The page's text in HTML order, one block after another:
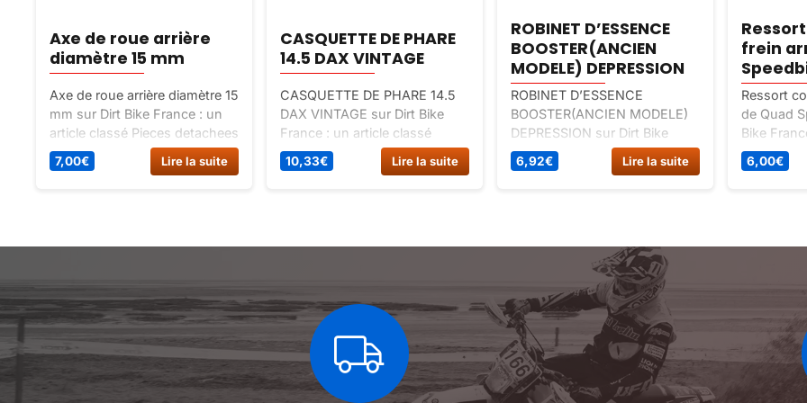
Axe de roue arrière
diamètre 15 mm
Axe de roue arrière diamètre 15
mm sur Dirt Bike France : un
article classé Pieces detachees
/ roue / pneu / axe de roue /
roulement.
7,00€ Lire la suite
CASQUETTE DE PHARE
14.5 DAX VINTAGE
CASQUETTE DE PHARE 14.5
DAX VINTAGE sur Dirt Bike
France : un article classé
pièces détachées gorilla.
10,33€ Lire la suite
ROBINET D’ESSENCE
BOOSTER(ANCIEN
MODELE) DEPRESSION
ROBINET D’ESSENCE
BOOSTER(ANCIEN MODELE)
DEPRESSION sur Dirt Bike
France : un article classé
destockage.
6,92€ Lire la suite
frein
Ressort
de Quad
Bike
Pieces
quad /
6,00€